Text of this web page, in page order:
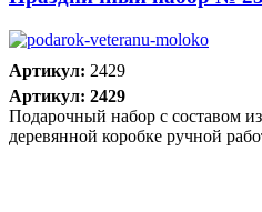
Артикул: 2429
Артикул: 2429
Подарочный набор с составом
деревянной коробке ручной